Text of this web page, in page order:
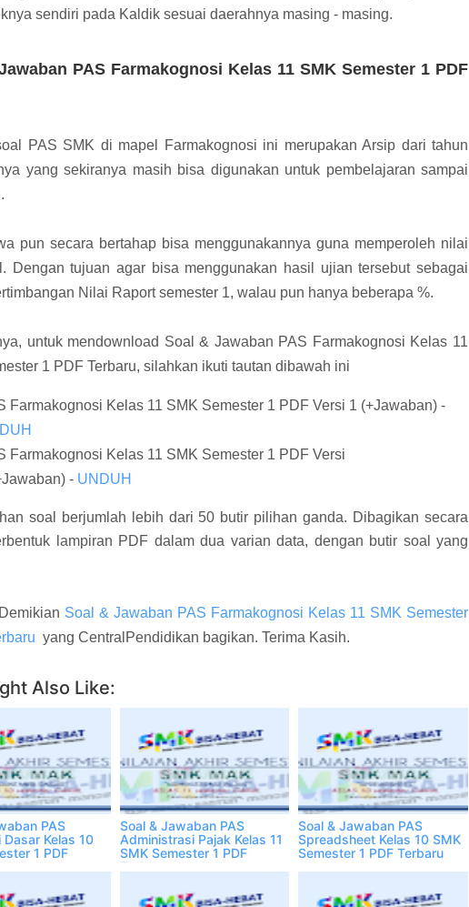
sendiri pada Kaldik sesuai daerahnya masing - masing.
PAS Farmakognosi Kelas 11 SMK Semester 1 PDF
PAS SMK di mapel Farmakognosi ini merupakan Arsip dari tahun
yang sekiranya masih bisa digunakan untuk pembelajaran sampai
pun secara bertahap bisa menggunakannya guna memperoleh nilai
Dengan tujuan agar bisa menggunakan hasil ujian tersebut sebagai
Nilai Raport semester 1, walau pun hanya beberapa %.
untuk mendownload Soal & Jawaban PAS Farmakognosi Kelas 11
1 PDF Terbaru, silahkan ikuti tautan dibawah ini
Farmakognosi Kelas 11 SMK Semester 1 PDF Versi 1 (+Jawaban) -
Farmakognosi Kelas 11 SMK Semester 1 PDF Versi
- UNDUH
soal berjumlah lebih dari 50 butir pilihan ganda. Dibagikan secara
lampiran PDF dalam dua varian data, dengan butir soal yang
Soal & Jawaban PAS Farmakognosi Kelas 11 SMK Semester
yang CentralPendidikan bagikan. Terima Kasih.
Also Like:
PAS
Kelas 10
1 PDF
Soal & Jawaban PAS
Administrasi Pajak Kelas 11
SMK Semester 1 PDF
Terbaru
Soal & Jawaban PAS
Spreadsheet Kelas 10 SMK
Semester 1 PDF Terbaru